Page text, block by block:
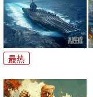
最热